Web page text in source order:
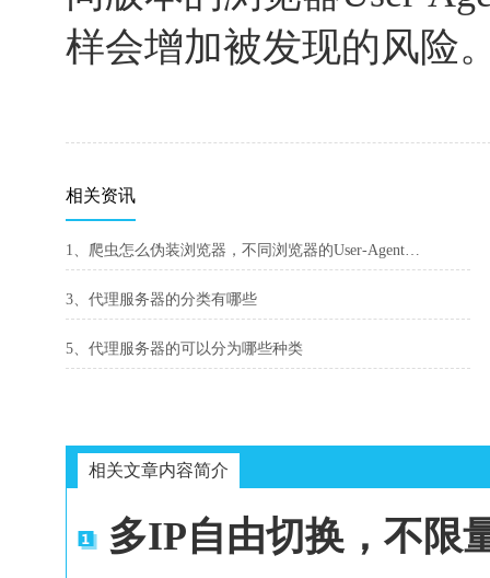
样会增加被发现的风险
相关资讯
1、爬虫怎么伪装浏览器，不同浏览器的User-Agent不同
3、代理服务器的分类有哪些
5、代理服务器的可以分为哪些种类
相关文章内容简介
多IP自由切换，不限